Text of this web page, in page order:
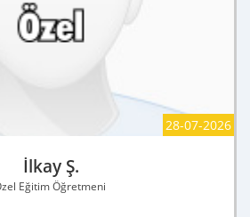
28-07-2026
İlkay Ş.
Eğitim Öğretmeni